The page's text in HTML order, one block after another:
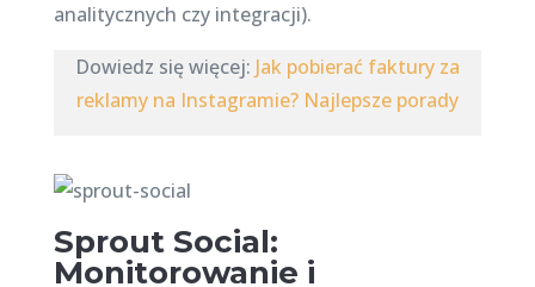
analitycznych czy integracji).
Dowiedz się więcej: Jak pobierać faktury za
reklamy na Instagramie? Najlepsze porady
Sprout Social:
Monitorowanie i